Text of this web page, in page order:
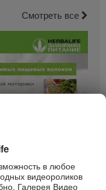
в любое
видеороликов
Галерея Видео
Смотреть все